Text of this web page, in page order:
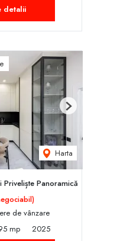
detalii
Harta
Next
Priveliște Panoramică
de vânzare
mp
2025